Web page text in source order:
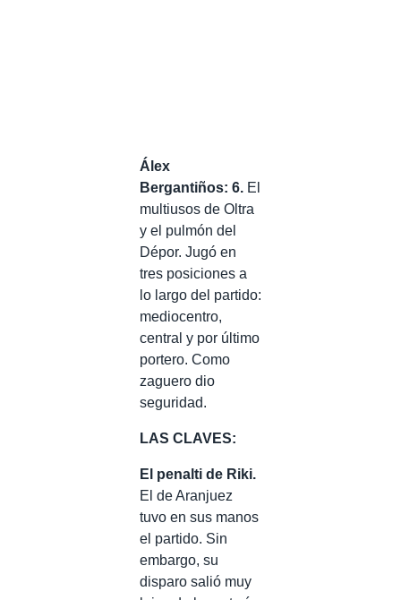
Álex
Bergantiños: 6. El
multiusos de Oltra
y el pulmón del
Dépor. Jugó en
tres posiciones a
lo largo del partido:
mediocentro,
central y por último
portero. Como
zaguero dio
seguridad.
LAS CLAVES:
El penalti de Riki.
El de Aranjuez
tuvo en sus manos
el partido. Sin
embargo, su
disparo salió muy